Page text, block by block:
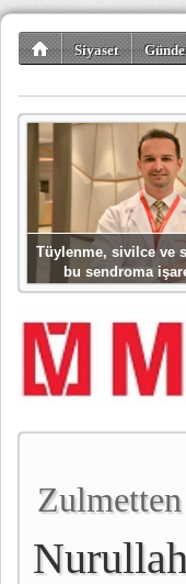
Siyaset
Tüylenme, sivilce ve
bu sendroma
Zulmetten